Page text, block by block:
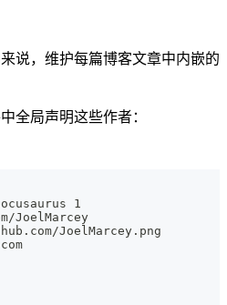
说，维护每篇博客文章中内嵌的
全局声明这些作者：
1
JoelMarcey
JoelMarcey.png